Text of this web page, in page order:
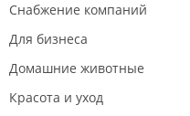
Снабжение компаний
Для бизнеса
Домашние животные
Красота и уход